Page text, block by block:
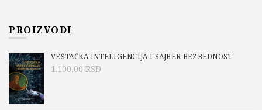
PROIZVODI
VEŠTAČKA INTELIGENCIJA I SAJBER BEZBEDNOST
1.100,00 RSD